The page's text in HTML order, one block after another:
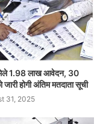
1.98 लाख आवेदन, 30
जारी होगी अंतिम मतदाता सूची
31, 2025